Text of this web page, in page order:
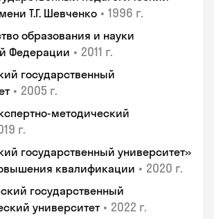
Т.Г. Шевченко • 1996 г.
образования и науки
Федерации • 2011 г.
государственный
• 2005 г.
методический
г.
государственный университет»
квалификации • 2020 г.
государственный
университет • 2022 г.